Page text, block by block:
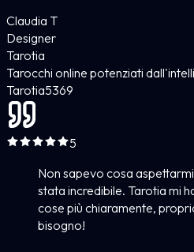
Claudia T
Designer
Tarotia
Tarocchi online potenziati
Tarotia5369
5
Non sapevo cosa
stata incredibile. Tarotia mi
cose più chiaramente,
bisogno!